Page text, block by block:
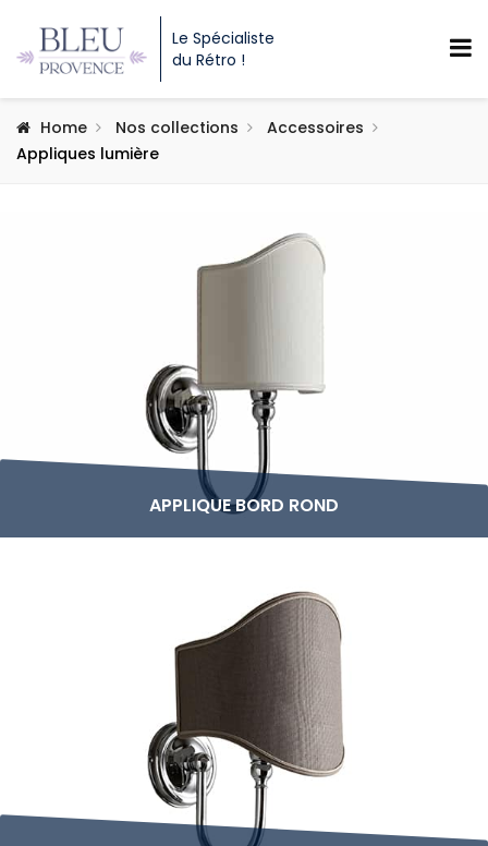
Le Spécialiste
du Rétro !
Home Nos collections
Accessoires
Appliques lumière
APPLIQUE BORD ROND